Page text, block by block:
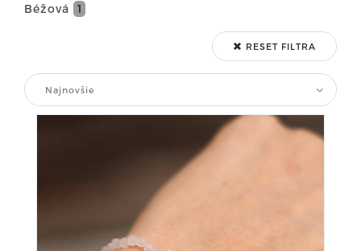
Béžová 1
RESET FILTRA
Najnovšie